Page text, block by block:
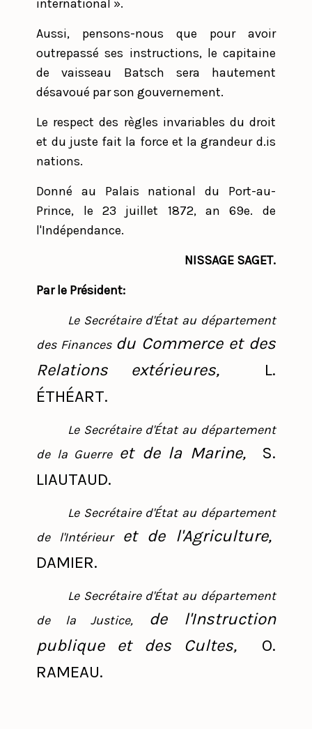
international ».
Aussi, pensons-nous que pour avoir
outrepassé ses instructions, le capitaine
de vaisseau Batsch sera hautement
désavoué par son gouvernement.
Le respect des règles invariables du droit
et du juste fait la force et la grandeur d.is
nations.
Donné au Palais national du Port-au-
Prince, le 23 juillet 1872, an 69e. de
l'Indépendance.
NISSAGE SAGET.
Par le Président:
Le Secrétaire d'État au département
des Finances du Commerce et des
Relations extérieures, L.
ÉTHÉART.
Le Secrétaire d'État au département
de la Guerre et de la Marine, S.
LIAUTAUD.
Le Secrétaire d'État au département
de l'Intérieur et de l'Agriculture,
DAMIER.
Le Secrétaire d'État au département
de la Justice,
de l'Instruction
publique et des Cultes, O.
RAMEAU.